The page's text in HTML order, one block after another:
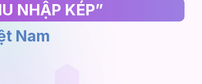
NHẬP KÉP”
Nam